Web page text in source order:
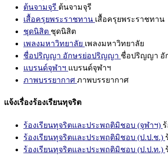
ต้นจามจุรี ต้นจามจุรี
เสื้อครุยพระราชทาน เสื้อครุยพระราชทาน
ชุดนิสิต ชุดนิสิต
เพลงมหาวิทยาลัย เพลงมหาวิทยาลัย
ชื่อปริญญา อักษรย่อปริญญา ชื่อปริญญา อั
แบรนด์จุฬาฯ แบรนด์จุฬาฯ
ภาพบรรยากาศ ภาพบรรยากาศ
แจ้งเรื่องร้องเรียนทุจริต
ร้องเรียนทุจริตและประพฤติมิชอบ (จุฬาฯ)
ร้องเรียนทุจริตและประพฤติมิชอบ (ป.ป.ช.)
ร้องเรียนทุจริตและประพฤติมิชอบ (ป.ป.ท.)